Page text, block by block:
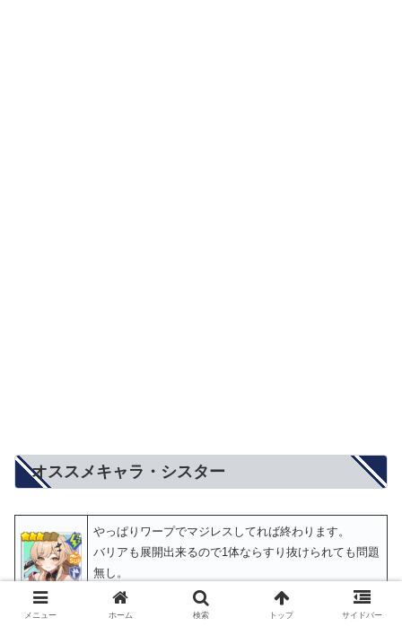
オススメキャラ・シスター
シルヴィ
やっぱりワープでマジレスしてれば終わります。
バリアも展開出来るので1体ならすり抜けられても問題
無し。
被ダメ増加入れられてもバリアの上からならダメージ
通らないので意味無いです。
メニュー ホーム 検索 トップ サイドバー